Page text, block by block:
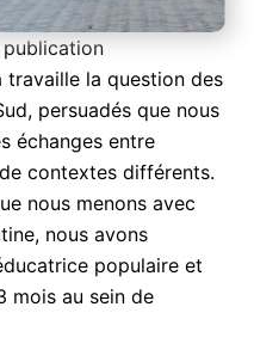
travaille la question des
persuadés que nous
échanges entre
contextes différents.
nous menons avec
nous avons
populaire et
mois au sein de